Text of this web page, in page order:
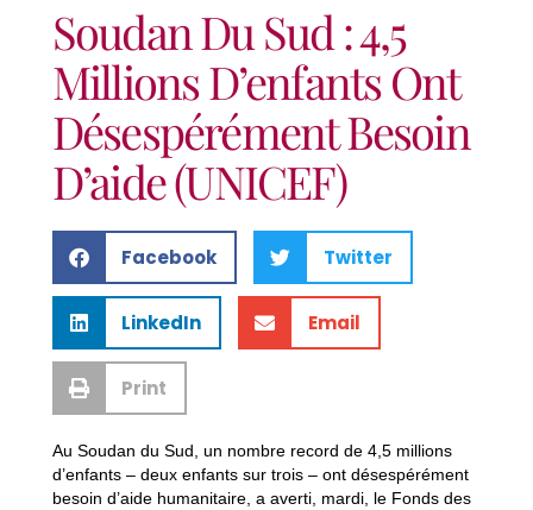
Soudan Du Sud : 4,5
Millions D’enfants Ont
Désespérément Besoin
D’aide (UNICEF)
Facebook Twitter
LinkedIn Email
Print
Au Soudan du Sud, un nombre record de 4,5 millions
d’enfants – deux enfants sur trois – ont désespérément
besoin d’aide humanitaire, a averti, mardi, le Fonds des